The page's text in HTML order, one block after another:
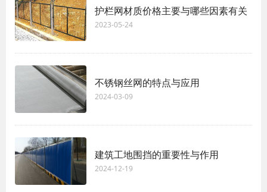
护栏网材质价格主要与哪些因素有关
2023-05-24
不锈钢丝网的特点与应用
2024-03-09
建筑工地围挡的重要性与作用
2024-12-19